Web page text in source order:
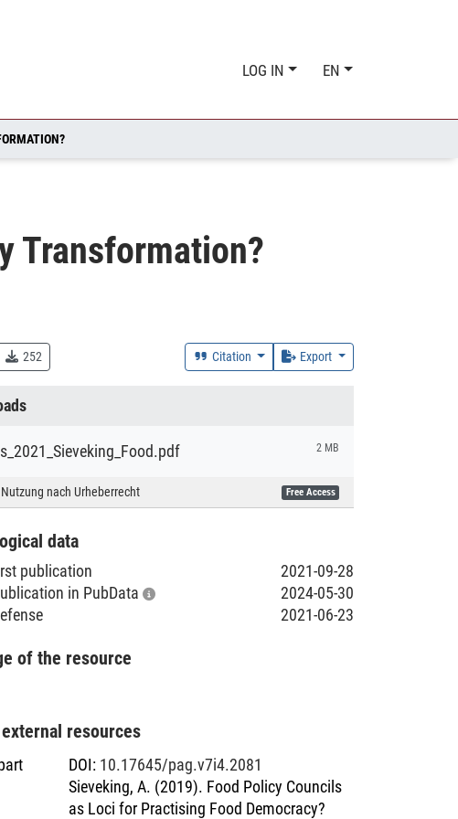
LOG IN EN
Transformation?
252 Citation Export
2 MB
Nutzung nach Urheberrecht Free Access
data
publication
2021-09-28
in PubData
2024-05-30
2021-06-23
of the resource
resources
DOI: 10.17645/pag.v7i4.2081
Sieveking, A. (2019). Food Policy Councils
as Loci for Practising Food Democracy?